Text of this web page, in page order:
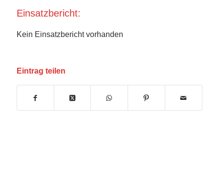
Einsatzbericht:
Kein Einsatzbericht vorhanden
Eintrag teilen